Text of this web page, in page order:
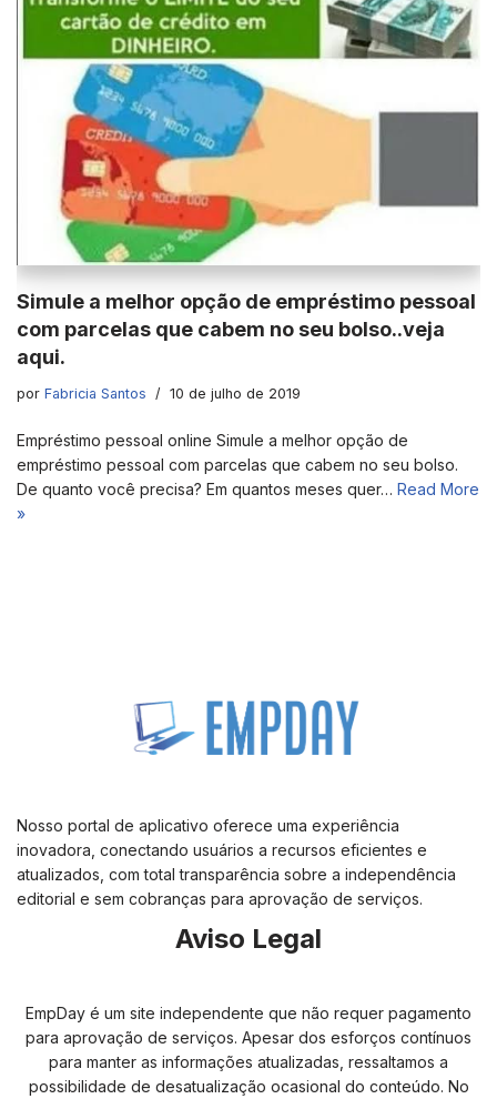
Simule a melhor opção de empréstimo pessoal
com parcelas que cabem no seu bolso..veja
aqui.
por Fabricia Santos 10 de julho de 2019
Empréstimo pessoal online Simule a melhor opção de
empréstimo pessoal com parcelas que cabem no seu bolso.
De quanto você precisa? Em quantos meses quer… Read More
»
Nosso portal de aplicativo oferece uma experiência
inovadora, conectando usuários a recursos eficientes e
atualizados, com total transparência sobre a independência
editorial e sem cobranças para aprovação de serviços.
Aviso Legal
EmpDay é um site independente que não requer pagamento
para aprovação de serviços. Apesar dos esforços contínuos
para manter as informações atualizadas, ressaltamos a
possibilidade de desatualização ocasional do conteúdo. No